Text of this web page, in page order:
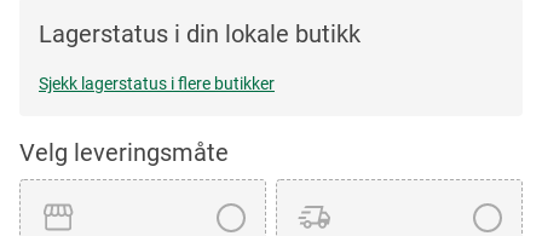
Lagerstatus i din lokale butikk
Sjekk lagerstatus i flere butikker
Velg leveringsmåte